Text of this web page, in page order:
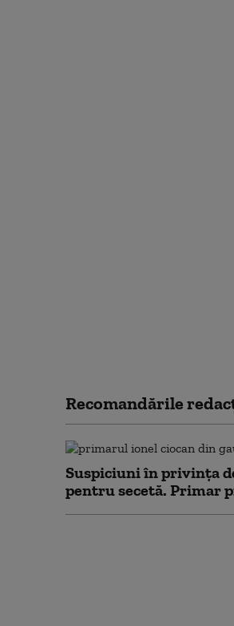
Recomandările
Suspiciuni în privința
pentru secetă. Primar